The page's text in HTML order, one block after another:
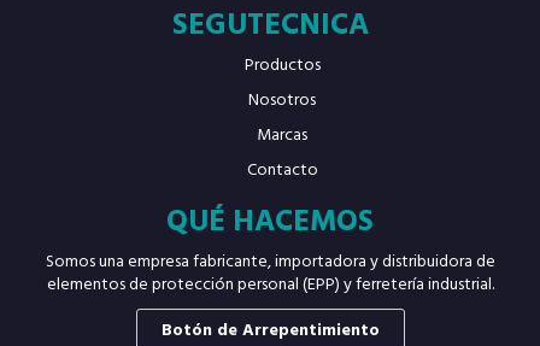
SEGUTECNICA
Productos
Nosotros
Marcas
Contacto
QUÉ HACEMOS
Somos una empresa fabricante, importadora y distribuidora de
elementos de protección personal (EPP) y ferretería industrial.
Botón de Arrepentimiento